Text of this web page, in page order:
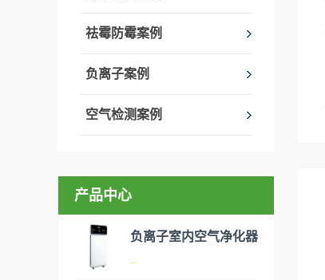
祛霉防霉案例
负离子案例
空气检测案例
产品中心
负离子室内空气净化器
...